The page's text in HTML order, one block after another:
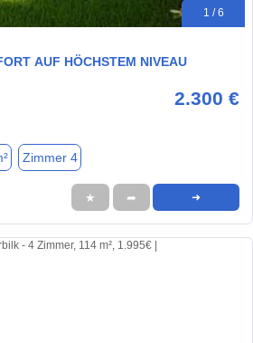
1 / 6
AUF HÖCHSTEM NIVEAU
2.300 €
Zimmer 4
★ ➦ ➜